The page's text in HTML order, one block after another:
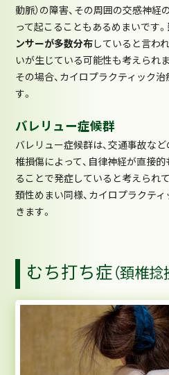
動脈）の障害、その周囲の交感神
って起こることもあるめまいです。
ンサーが多数分布していると言わ
いが生じている可能性も考えられま
その場合、カイロプラクティック
す。
バレリュー症候群
バレリュー症候群は、交通事故な
椎損傷によって、自律神経が直接
ることで発症していると考えられて
頚性めまい同様、カイロプラクテ
きます。
むち打ち症 （頚椎捻